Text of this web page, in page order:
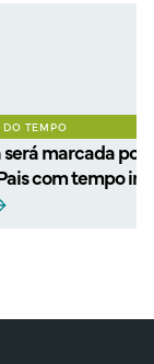
festa será
DO TEMPO
será marcada
com tempo